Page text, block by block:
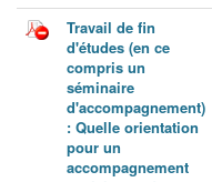
Travail de fin
d'études (en ce
compris un
séminaire
d'accompagnement)
: Quelle orientation
pour un
accompagnement